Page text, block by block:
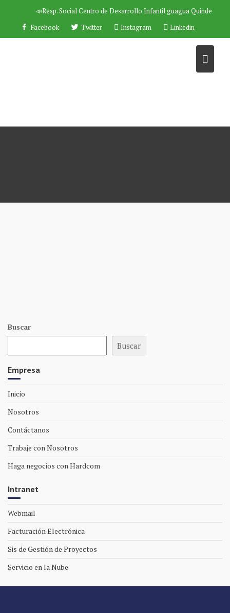
contenido
📣Resp. SocialCentro de Desarrollo Infantil guagua Quinde
Facebook
Twitter Instagram Linkedin
Buscar
Buscar
Empresa
Inicio
Nosotros
Contáctanos
Trabaje con Nosotros
Haga negocios con Hardcom
Intranet
Webmail
Facturación Electrónica
Sis de Gestión de Proyectos
Servicio en la Nube